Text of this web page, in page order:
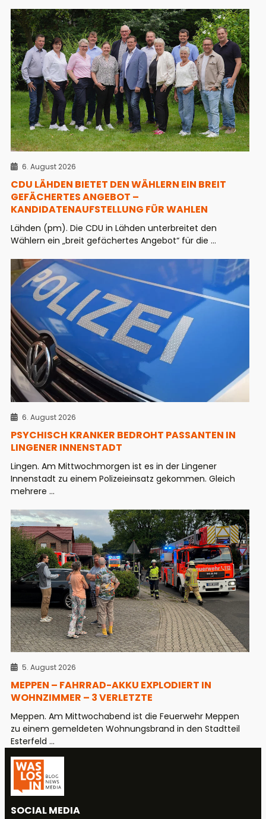
6. August 2026
CDU LÄHDEN BIETET DEN WÄHLERN EIN BREIT
GEFÄCHERTES ANGEBOT –
KANDIDATENAUFSTELLUNG FÜR WAHLEN
Lähden (pm). Die CDU in Lähden unterbreitet den
Wählern ein „breit gefächertes Angebot“ für die ...
6. August 2026
PSYCHISCH KRANKER BEDROHT PASSANTEN IN
LINGENER INNENSTADT
Lingen. Am Mittwochmorgen ist es in der Lingener
Innenstadt zu einem Polizeieinsatz gekommen. Gleich
mehrere ...
5. August 2026
MEPPEN – FAHRRAD-AKKU EXPLODIERT IN
WOHNZIMMER – 3 VERLETZTE
Meppen. Am Mittwochabend ist die Feuerwehr Meppen
zu einem gemeldeten Wohnungsbrand in den Stadtteil
Esterfeld ...
SOCIAL MEDIA